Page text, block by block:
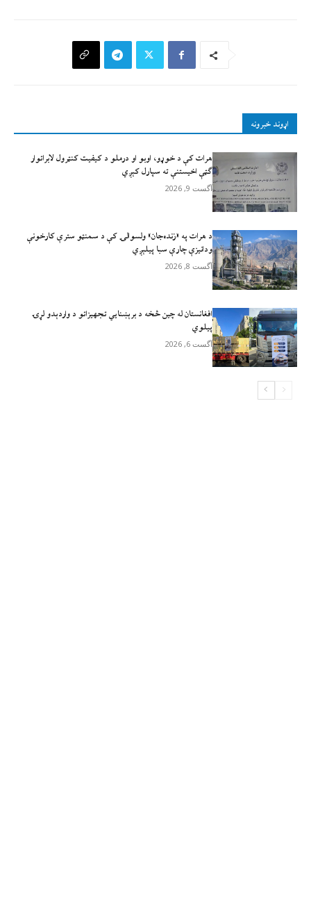
اړوند خبرونه
هرات کې د خوړو، اوبو او درملو د کیفیت کنټرول لابراتوار
ګټې اخيستنې ته سپارل کېږي
آگست 9, 2026
د هرات په «زنده‌جان» ولسوالۍ کې د سمنټو سترې کارخونې
ودانیزې چارې سبا پیلېږي
آگست 8, 2026
افغانستان له چين څخه د برېښنايي تجهيزاتو د واردېدو لړۍ
پيلوي
آگست 6, 2026